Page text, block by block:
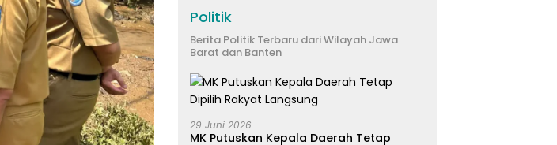
Politik
Berita Politik Terbaru dari Wilayah Jawa
Barat dan Banten
29 Juni 2026
MK Putuskan Kepala Daerah Tetap